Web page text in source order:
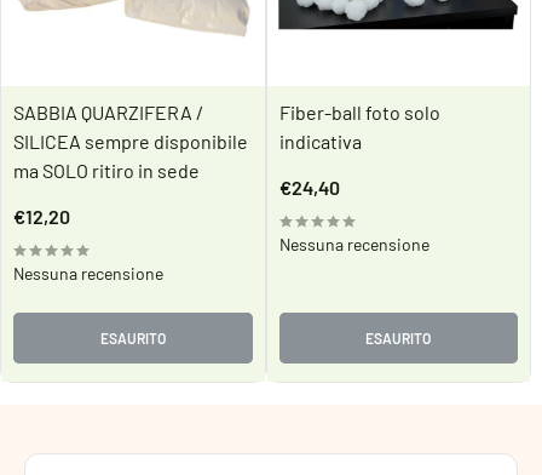
SABBIA QUARZIFERA /
SILICEA sempre disponibile
ma SOLO ritiro in sede
Prezzo
€12,20
Nessuna recensione
ESAURITO
Fiber-ball foto solo
indicativa
Prezzo
€24,40
Nessuna recensione
ESAURITO